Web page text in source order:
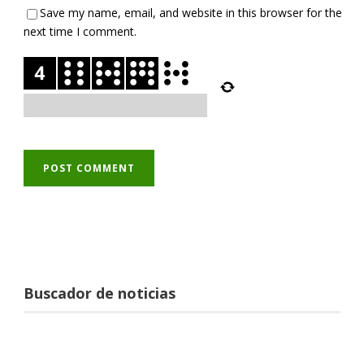
Save my name, email, and website in this browser for the
next time I comment.
Buscador de noticias